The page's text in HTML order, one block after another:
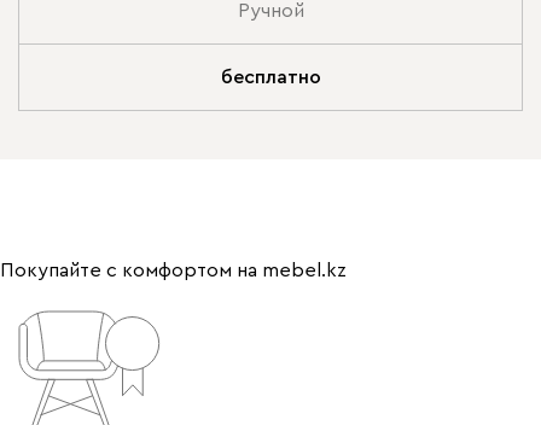
Ручной
бесплатно
Покупайте с комфортом на mebel.kz